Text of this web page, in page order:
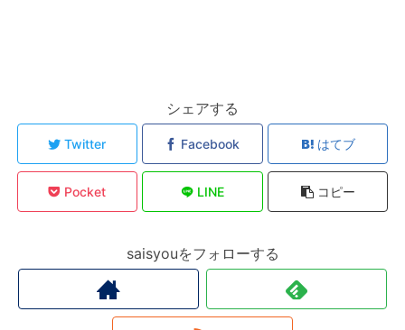
シェアする
Twitter Facebook はてブ
Pocket LINE コピー
saisyouをフォローする